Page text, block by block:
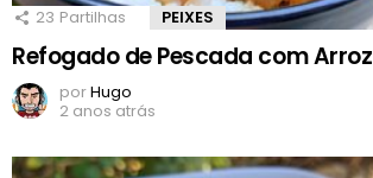
23 Partilhas PEIXES
Refogado de Pescada com Arroz
porHugo
2 anos atrás